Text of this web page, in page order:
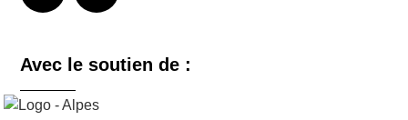
Avec le soutien de :